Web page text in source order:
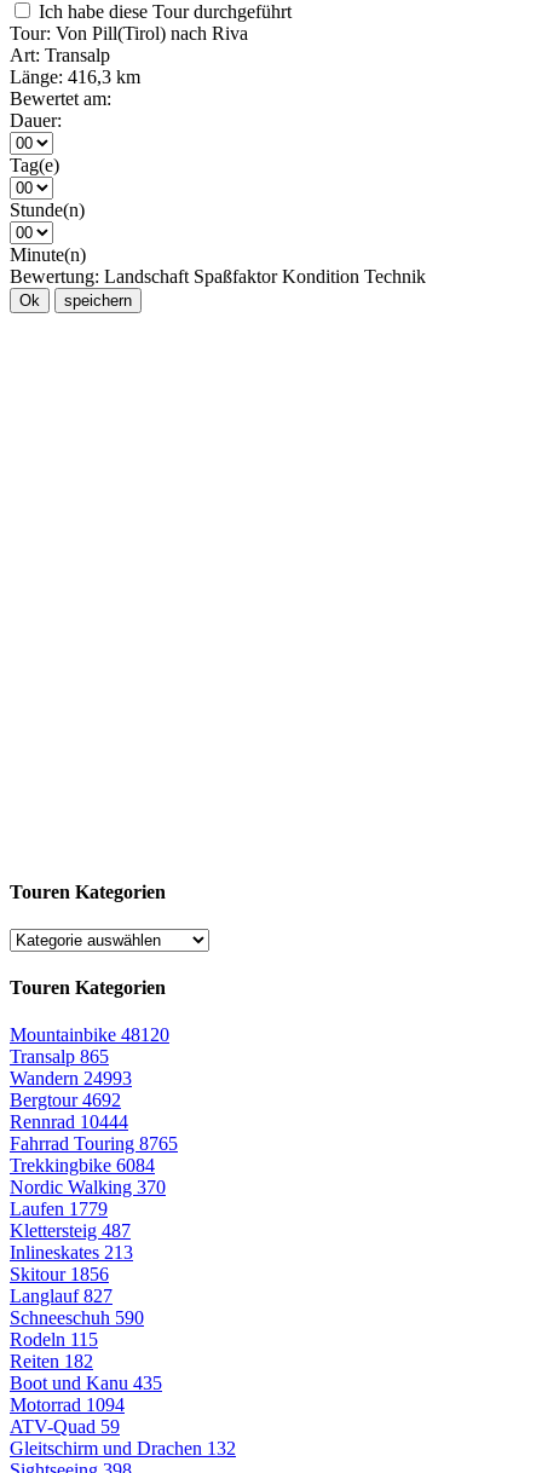
Ich habe diese Tour durchgeführt
Tour: Von Pill(Tirol) nach Riva
Art: Transalp
Länge: 416,3 km
Bewertet am:
Dauer:
Tag(e)
Stunde(n)
Minute(n)
Bewertung: Landschaft Spaßfaktor Kondition Technik
Ok speichern
Touren Kategorien
Touren Kategorien
Mountainbike 48120
Transalp 865
Wandern 24993
Bergtour4692
Rennrad 10444
Fahrrad Touring 8765
Trekkingbike 6084
Nordic Walking 370
Laufen 1779
Klettersteig 487
Inlineskates 213
Skitour 1856
Langlauf827
Schneeschuh 590
Rodeln 115
Reiten 182
Boot und Kanu 435
Motorrad 1094
ATV-Quad 59
Gleitschirm und Drachen 132